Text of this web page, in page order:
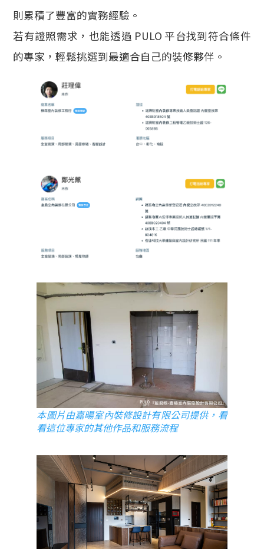
則累積了豐富的實務經驗。
若有證照需求，也能透過 PULO 平台找到符合條件
的專家，輕鬆挑選到最適合自己的裝修夥伴。
本圖片由嘉暘室內裝修設計有限公司提供，看
看這位專家的其他作品和服務流程